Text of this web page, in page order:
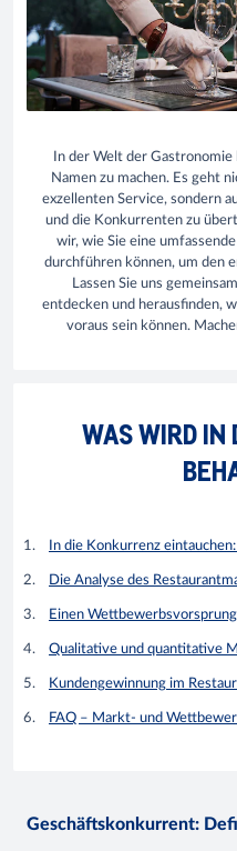
In der Welt der
Namen zu machen. Es geht
exzellenten Service, sondern
und die Konkurrenten zu
wir, wie Sie eine
durchführen können, um den
Lassen Sie uns
entdecken und herausfinden,
voraus sein können.
WAS WIRD IN
In die Konkurrenz
Die Analyse des
Einen
Qualitative und quantitative
Kundengewinnung im
FAQ – Markt- und
Geschäftskonkurrent: